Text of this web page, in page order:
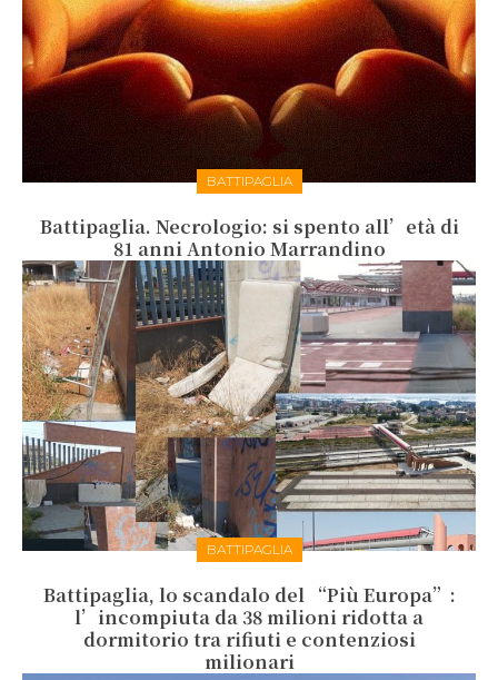
BATTIPAGLIA
Battipaglia. Necrologio: si spento all’età di
81 anni Antonio Marrandino
BATTIPAGLIA
Battipaglia, lo scandalo del “Più Europa”:
l’incompiuta da 38 milioni ridotta a
dormitorio tra rifiuti e contenziosi
milionari